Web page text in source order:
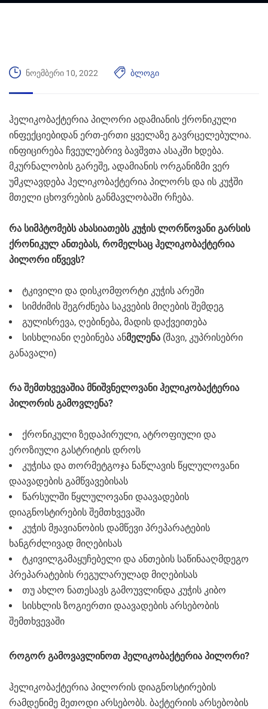
ნოემბერი 10, 2022 ბლოგი
ჰელიკობაქტერია პილორი ადამიანის ქრონიკული
ინფექციებიდან ერთ-ერთი ყველაზე გავრცელებულია.
ინფიცირება ჩვეულებრივ ბავშვთა ასაკში ხდება.
მკურნალობის გარეშე, ადამიანის ორგანიზმი ვერ
უმკლავდება ჰელიკობაქტერია პილორს და ის კუჭში
მთელი ცხოვრების განმავლობაში რჩება.
რა სიმპტომებს ახასიათებს კუჭის ლორწოვანი გარსის
ქრონიკულ ანთებას, რომელსაც ჰელიკობაქტერია
პილორი იწვევს?
ტკივილი და დისკომფორტი კუჭის არეში
სიმძიმის შეგრძნება საკვების მიღების შემდეგ
გულისრევა, ღებინება, მადის დაქვეითება
სისხლიანი ღებინება ანმელენა (შავი, კუპრისებრი
განავალი)
რა შემთხვევაშია მნიშვნელოვანი ჰელიკობაქტერია
პილორის გამოვლენა?
ქრონიკული ზედაპირული, ატროფიული და
ეროზიული გასტრიტის დროს
კუჭისა და თორმეტგოჯა ნაწლავის წყლულოვანი
დაავადების გამწვავებისას
წარსულში წყლულოვანი დაავადების
დიაგნოსტირების შემთხვევაში
კუჭის მჟავიანობის დამწევი პრეპარატების
ხანგრძლივად მიღებისას
ტკივილგამაყუჩებელი და ანთების საწინააღმდეგო
პრეპარატების რეგულარულად მიღებისას
თუ ახლო ნათესავს გამოუვლინდა კუჭის კიბო
სისხლის ზოგიერთი დაავადების არსებობის
შემთხვევაში
როგორ გამოვავლინოთ ჰელიკობაქტერია პილორი?
ჰელიკობაქტერია პილორის დიაგნოსტირების
რამდენიმე მეთოდი არსებობს. ბაქტერიის არსებობის